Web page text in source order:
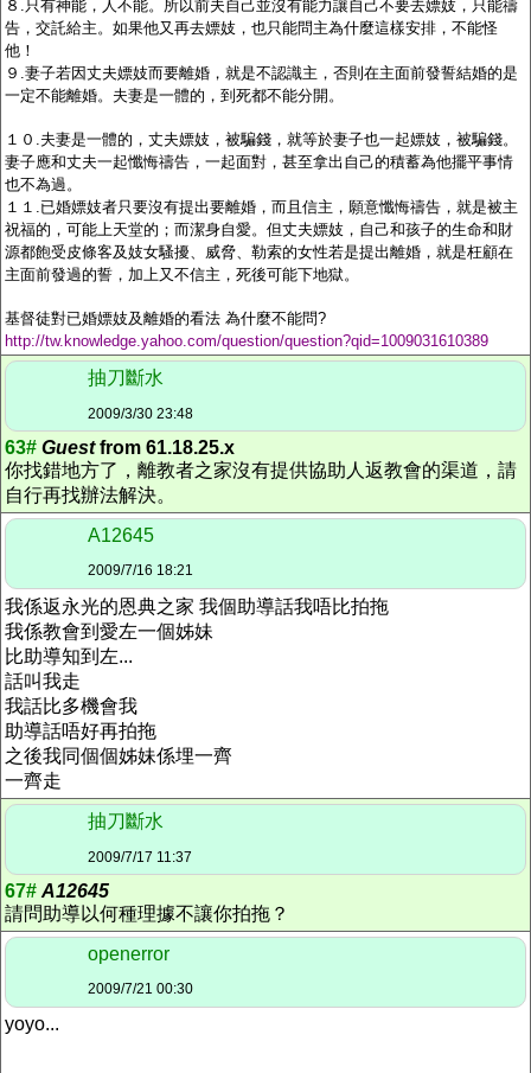
８ .只有神能，人不能。所以前夫自己並沒有能力讓自己不要去嫖妓，只能禱
告，交託給主。如果他又再去嫖妓，也只能問主為什麼這樣安排，不能怪
他！
９ .妻子若因丈夫嫖妓而要離婚，就是不認識主，否則在主面前發誓結婚的是
一定不能離婚。夫妻是一體的，到死都不能分開。
１０ .夫妻是一體的，丈夫嫖妓，被騙錢，就等於妻子也一起嫖妓，被騙錢。
妻子應和丈夫一起懺悔禱告，一起面對，甚至拿出自己的積蓄為他擺平事情
也不為過。
１１ .已婚嫖妓者只要沒有提出要離婚，而且信主，願意懺悔禱告，就是被主
祝福的，可能上天堂的；而潔身自愛。但丈夫嫖妓，自己和孩子的生命和財
源都飽受皮條客及妓女騷擾、威脅、勒索的女性若是提出離婚，就是枉顧在
主面前發過的誓，加上又不信主，死後可能下地獄。
基督徒對已婚嫖妓及離婚的看法 為什麼不能問?
http://tw.knowledge.yahoo.com/question/question?qid=1009031610389
抽刀斷水
2009/3/30 23:48
63# Guestfrom 61.18.25.x
你找錯地方了，離教者之家沒有提供協助人返教會的渠道，請
自行再找辦法解決。
A12645
2009/7/16 18:21
我係返永光的恩典之家 我個助導話我唔比拍拖
我係教會到愛左一個姊妹
比助導知到左...
話叫我走
我話比多機會我
助導話唔好再拍拖
之後我同個個姊妹係埋一齊
一齊走
抽刀斷水
2009/7/17 11:37
67# A12645
請問助導以何種理據不讓你拍拖？
openerror
2009/7/21 00:30
yoyo...